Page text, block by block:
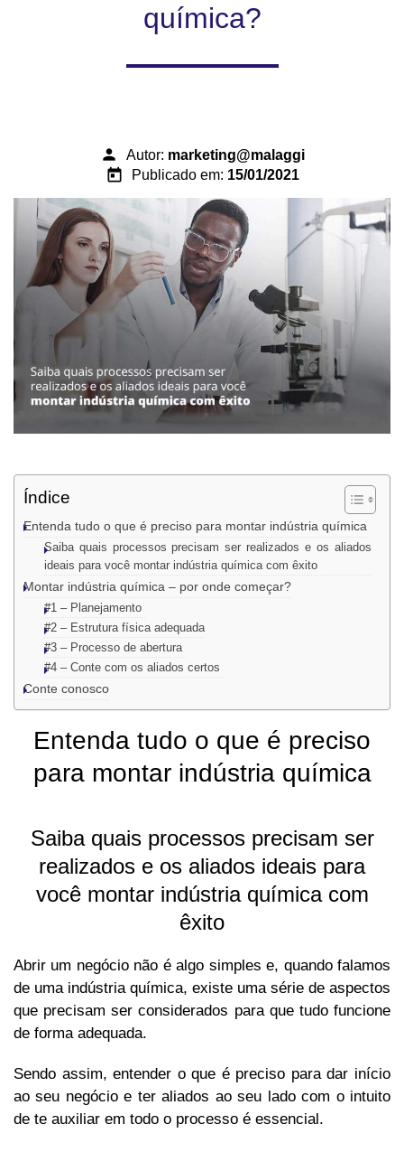
química?
person Autor: marketing@malaggi
today Publicado em: 15/01/2021
Índice
Entenda tudo o que é preciso para montar indústria química
Saiba quais processos precisam ser realizados e os aliados
ideais para você montar indústria química com êxito
Montar indústria química – por onde começar?
#1 – Planejamento
#2 – Estrutura física adequada
#3 – Processo de abertura
#4 – Conte com os aliados certos
Conte conosco
Entenda tudo o que é preciso
para montar indústria química
Saiba quais processos precisam ser
realizados e os aliados ideais para
você montar indústria química com
êxito
Abrir um negócio não é algo simples e, quando falamos
de uma indústria química, existe uma série de aspectos
que precisam ser considerados para que tudo funcione
de forma adequada.
Sendo assim, entender o que é preciso para dar início
ao seu negócio e ter aliados ao seu lado com o intuito
de te auxiliar em todo o processo é essencial.